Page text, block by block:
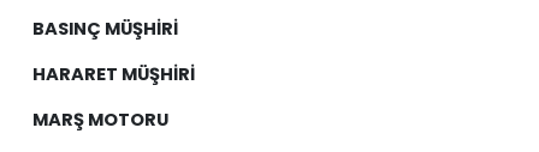
BASINÇ MÜŞHİRİ
HARARET MÜŞHİRİ
MARŞ MOTORU